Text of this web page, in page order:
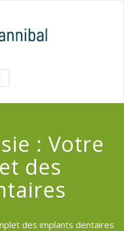
MASQUER
: Votre
des
des implants dentaires